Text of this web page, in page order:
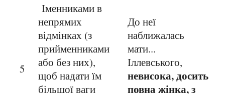
5
Іменниками в
непрямих
відмінках (з
прийменниками
або без них),
щоб надати їм
більшої ваги
До неї
наближалась
мати...
Іллевського,
невисока, досить
повна жінка, з